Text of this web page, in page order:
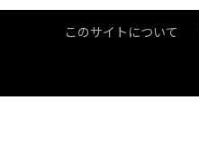
このサイトについて